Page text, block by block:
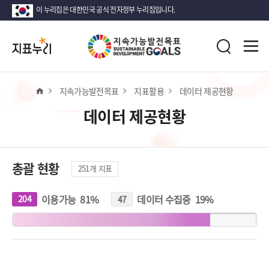
이 누리집은 대한민국 공식 전자정부 누리집입니다.
지
표
누
검
홈 지속가능발전목표 지표활용 데이터 제공현황
데이터 제공현황
총괄 현황 251개 지표
204개
지
표
이용가능 81% 47개
지
표
데이터 수집중 19%